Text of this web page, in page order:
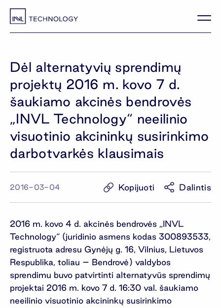
Dėl alternatyvių sprendimų
projektų 2016 m. kovo 7 d.
šaukiamo akcinės bendrovės
„INVL Technology“ neeilinio
visuotinio akcininkų susirinkimo
darbotvarkės klausimais
2016-03-04 Kopijuoti Dalintis
2016 m. kovo 4 d. akcinės bendrovės „INVL
Technology“ (juridinio asmens kodas 300893533,
registruota adresu Gynėjų g. 16, Vilnius, Lietuvos
Respublika, toliau – Bendrovė) valdybos
sprendimu buvo patvirtinti alternatyvūs sprendimų
projektai 2016 m. kovo 7 d. 16:30 val. šaukiamo
neeilinio visuotinio akcininkų susirinkimo